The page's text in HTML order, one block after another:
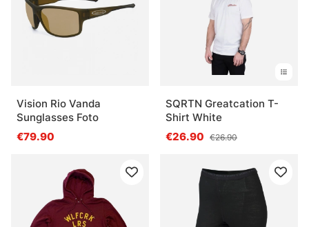
Vision Rio Vanda
Sunglasses Foto
€79.90
SQRTN Greatcation T-
Shirt White
€26.90 €26.90